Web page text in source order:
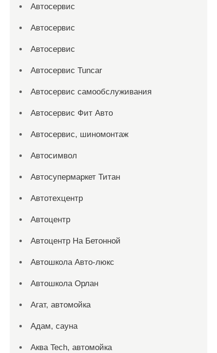
Автосервис
Автосервис
Автосервис
Автосервис Tuncar
Автосервис самообслуживания
Автосервис Фит Авто
Автосервис, шиномонтаж
Автосимвол
Автосупермаркет Титан
Автотехцентр
Автоцентр
Автоцентр На Бетонной
Автошкола Авто-люкс
Автошкола Орлан
Агат, автомойка
Адам, сауна
Аква Tech, автомойка